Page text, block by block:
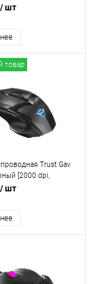
/ шт
товар
Trust Gav
[2000 dpi,
USB Type-A,
/ шт